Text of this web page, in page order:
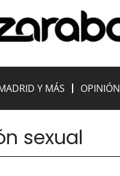
Y MÁS OPINIÓN
sexual